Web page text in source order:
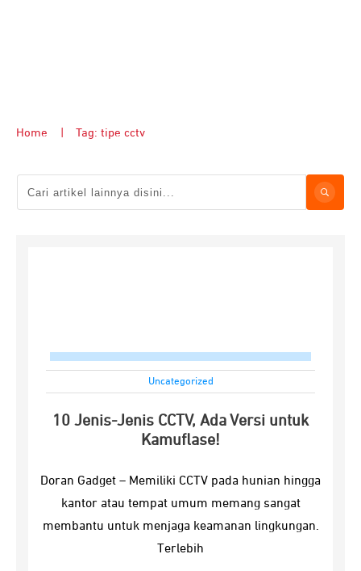
Home Tag: tipe cctv
Uncategorized
10 Jenis-Jenis CCTV, Ada Versi untuk
Kamuflase!
Doran Gadget – Memiliki CCTV pada hunian hingga
kantor atau tempat umum memang sangat
membantu untuk menjaga keamanan lingkungan.
Terlebih